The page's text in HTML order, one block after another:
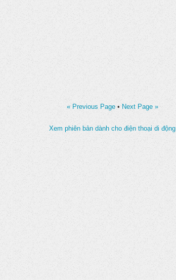
« Previous Page • Next Page »
Xem phiên bản dành cho điện thoại di động